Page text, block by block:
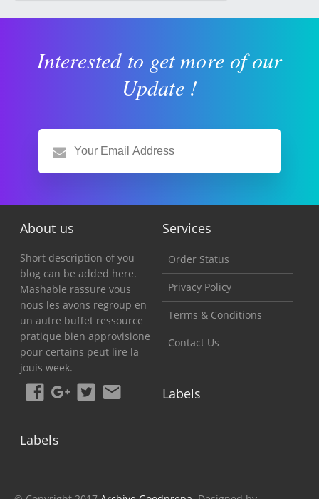
Interested to get more of our
Update !
About us
Short description of you
blog can be added here.
Mashable rassure vous
nous les avons regroup en
un autre buffet ressource
pratique bien approvisione
pour certains peut lire la
jouis week.
Services
Order Status
Privacy Policy
Terms & Conditions
Contact Us
Labels
Labels